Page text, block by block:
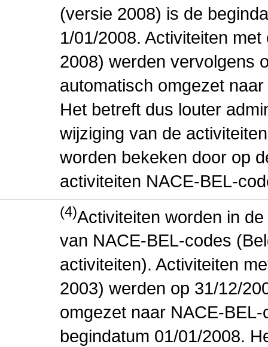
(versie 2008) is de
1/01/2008. Activiteiten
2008) werden vervolgens
automatisch omgezet
Het betreft dus louter
wijziging van de
worden bekeken door op
activiteiten NACE-BEL-
(4)Activiteiten worden in
van NACE-BEL-codes
activiteiten). Activiteiten
2003) werden op 31/12/
omgezet naar NACE-
begindatum 01/01/2008.